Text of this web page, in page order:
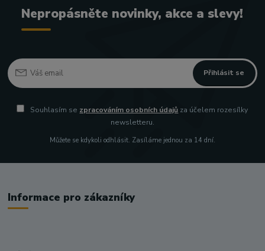
Nepropásněte novinky, akce a slevy!
Přihlásit se
Souhlasím se zpracováním osobních údajů za účelem rozesílky
newsletteru.
Můžete se kdykoli odhlásit. Zasíláme jednou za 14 dní.
Informace pro zákazníky